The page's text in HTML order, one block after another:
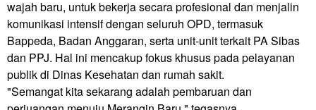
wajah baru, untuk bekerja secara profesional dan menjalin
komunikasi intensif dengan seluruh OPD, termasuk
Bappeda, Badan Anggaran, serta unit-unit terkait PA Sibas
dan PPJ. Hal ini mencakup fokus khusus pada pelayanan
publik di Dinas Kesehatan dan rumah sakit.
"Semangat kita sekarang adalah pembaruan dan